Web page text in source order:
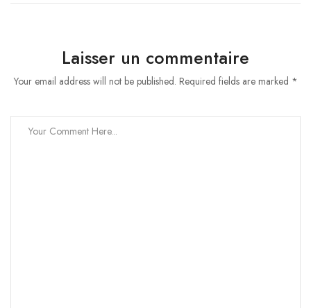
Laisser un commentaire
Your email address will not be published. Required fields are marked *